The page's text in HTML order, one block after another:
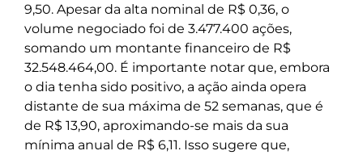
9,50. Apesar da alta nominal de R$ 0,36, o
volume negociado foi de 3.477.400 ações,
somando um montante financeiro de R$
32.548.464,00. É importante notar que, embora
o dia tenha sido positivo, a ação ainda opera
distante de sua máxima de 52 semanas, que é
de R$ 13,90, aproximando-se mais da sua
mínima anual de R$ 6,11. Isso sugere que,